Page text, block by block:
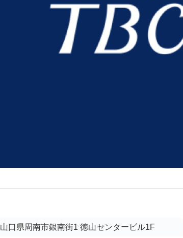
山口県周南市銀南街1 徳山センタービル1F